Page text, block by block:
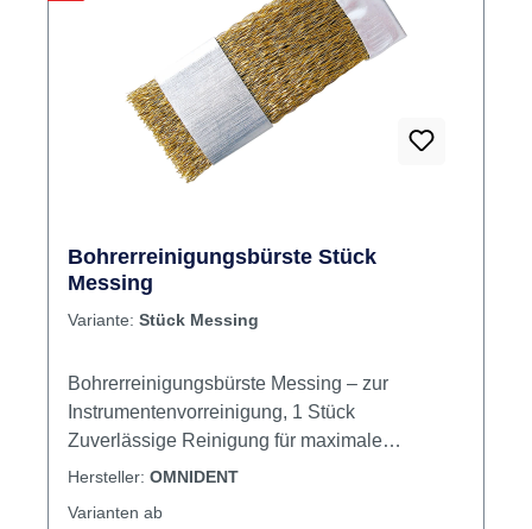
Bohrerreinigungsbürste Stück
Messing
Variante: Stück Messing
Bohrerreinigungsbürste Messing – zur
Instrumentenvorreinigung, 1 Stück
Zuverlässige Reinigung für maximale
Instrumentenpflege: Die
Hersteller: OMNIDENT
Varianten ab